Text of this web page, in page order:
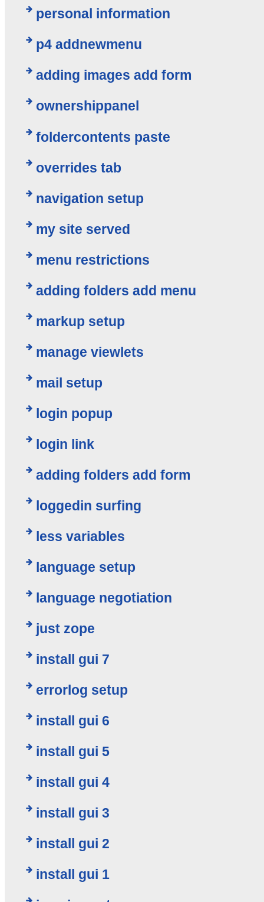
personal information
p4 addnewmenu
adding images add form
ownershippanel
foldercontents paste
overrides tab
navigation setup
my site served
menu restrictions
adding folders add menu
markup setup
manage viewlets
mail setup
login popup
login link
adding folders add form
loggedin surfing
less variables
language setup
language negotiation
just zope
install gui 7
errorlog setup
install gui 6
install gui 5
install gui 4
install gui 3
install gui 2
install gui 1